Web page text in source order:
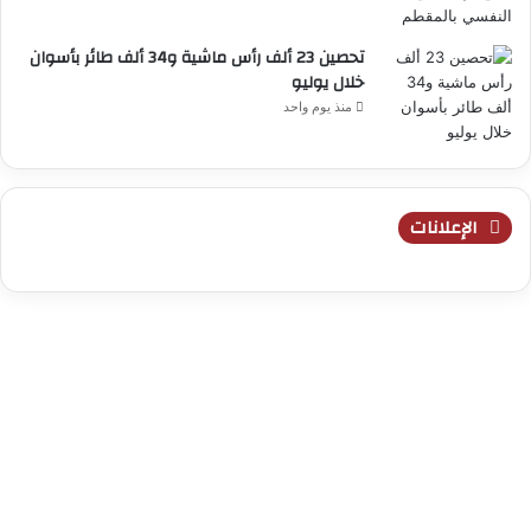
تحصين 23 ألف رأس ماشية و34 ألف طائر بأسوان
خلال يوليو
منذ يوم واحد
الإعلانات